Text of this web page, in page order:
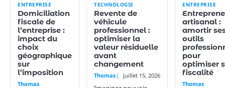
ENTREPRISE
Domiciliation
fiscale de
l’entreprise :
impact du
choix
géographique
sur
l’imposition
Thomas
TECHNOLOGIE
Revente de
véhicule
professionnel :
optimiser la
valeur résiduelle
avant
changement
Thomas juillet 15, 2026
ENTREPRISE
artisanal :
amortir
outils
pour
optimiser
fiscalité
Thomas